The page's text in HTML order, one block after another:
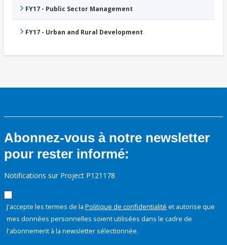
FY17 - Public Sector Management
FY17 - Urban and Rural Development
Abonnez-vous à notre newsletter
pour rester informé:
Notifications sur Project P121178
J'accepte les termes de la Politique de confidentialité et autorise que
mes données personnelles soient utilisées dans le cadre de
l'abonnement à la newsletter sélectionnée.